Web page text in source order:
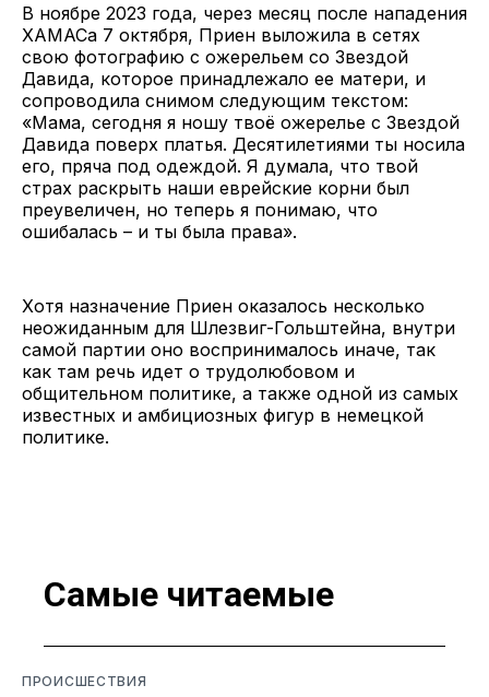
В ноябре 2023 года, через месяц после нападения
ХАМАСа 7 октября, Приен выложила в сетях
свою фотографию с ожерельем со Звездой
Давида, которое принадлежало ее матери, и
сопроводила снимом следующим текстом:
«Мама, сегодня я ношу твоё ожерелье с Звездой
Давида поверх платья. Десятилетиями ты носила
его, пряча под одеждой. Я думала, что твой
страх раскрыть наши еврейские корни был
преувеличен, но теперь я понимаю, что
ошибалась – и ты была права».
Хотя назначение Приен оказалось несколько
неожиданным для Шлезвиг-Гольштейна, внутри
самой партии оно воспринималось иначе, так
как там речь идет о трудолюбовом и
общительном политике, а также одной из самых
известных и амбициозных фигур в немецкой
политике.
Самые читаемые
ПРОИСШЕСТВИЯ